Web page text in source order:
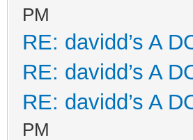
PM
RE: davidd’s A
RE: davidd’s A
RE: davidd’s A
PM